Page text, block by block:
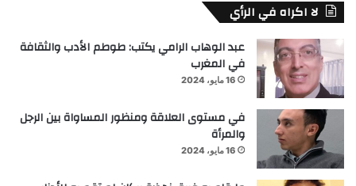
لا اكراه في الرأي
عبد الوهاب الرامي يكتب: طوطم الأدب والثقافة
في المغرب
16 مايو، 2024
في مستوى العلاقة ومنظور المساواة بين الرجل
والمرأة
16 مايو، 2024